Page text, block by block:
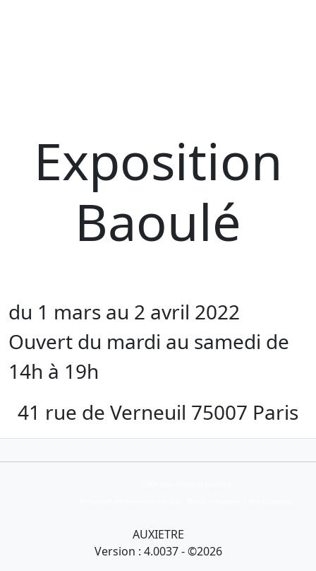
Exposition
Baoulé
du 1 mars au 2 avril 2022
Ouvert du mardi au samedi de
14h à 19h
41 rue de Verneuil 75007 Paris
AUXIETRE
Version : 4.0037 - ©2026